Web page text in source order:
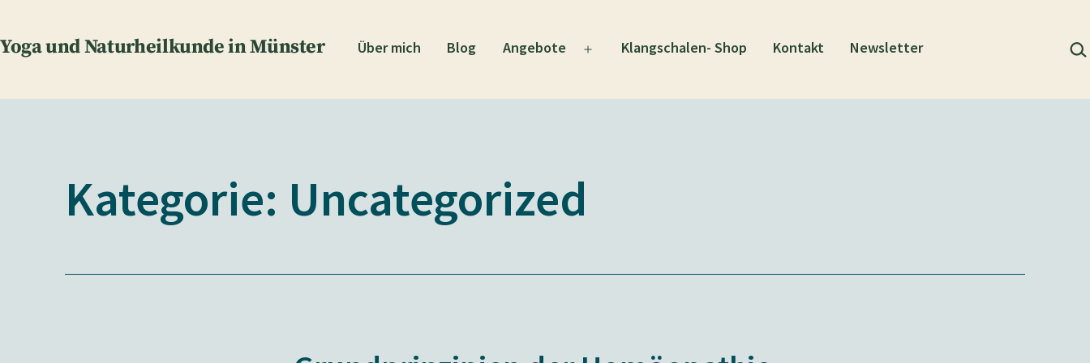
Inhalt
springen
Yoga und Naturheilkunde in Münster Über mich Blog Angebote
Menü
Klangschalen- Shop Kontakt Newsletter
Kategorie: Uncategorized